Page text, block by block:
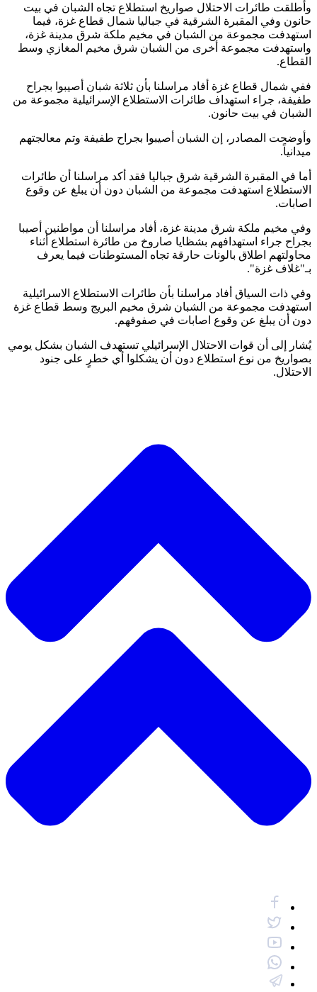
وأطلقت طائرات الاحتلال صواريخ استطلاع تجاه الشبان في بيت
حانون وفي المقبرة الشرقية في جباليا شمال قطاع غزة، فيما
استهدفت مجموعة من الشبان في مخيم ملكة شرق مدينة غزة،
واستهدفت مجموعة أخرى من الشبان شرق مخيم المغازي وسط
القطاع.
ففي شمال قطاع غزة أفاد مراسلنا بأن ثلاثة شبان أصيبوا بجراح
طفيفة، جراء استهداف طائرات الاستطلاع الإسرائيلية مجموعة من
الشبان في بيت حانون.
وأوضحت المصادر، إن الشبان أصيبوا بجراح طفيفة وتم معالجتهم
ميدانياً.
أما في المقبرة الشرقية شرق جباليا فقد أكد مراسلنا أن طائرات
الاستطلاع استهدفت مجموعة من الشبان دون أن يبلغ عن وقوع
اصابات.
وفي مخيم ملكة شرق مدينة غزة، أفاد مراسلنا أن مواطنين أصيبا
بجراح جراء استهدافهم بشظايا صاروخ من طائرة استطلاع أثناء
محاولتهم اطلاق بالونات حارقة تجاه المستوطنات فيما يعرف
بـ"غلاف غزة".
وفي ذات السياق أفاد مراسلنا بأن طائرات الاستطلاع الاسرائيلية
استهدفت مجموعة من الشبان شرق مخيم البريج وسط قطاع غزة
دون أن يبلغ عن وقوع اصابات في صفوفهم.
يُشار إلى أن قوات الاحتلال الإسرائيلي تستهدف الشبان بشكل يومي
بصواريخ من نوع استطلاع دون أن يشكلوا أي خطرٍ على جنود
الاحتلال.